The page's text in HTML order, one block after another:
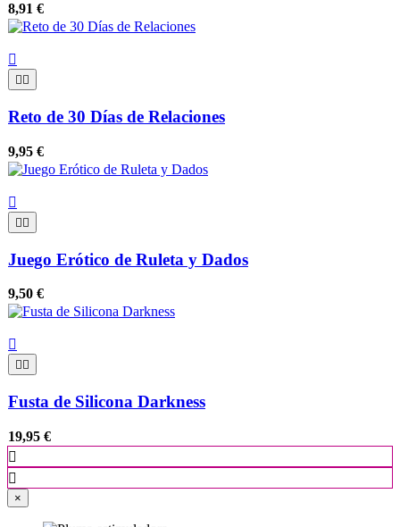
8,91 €

 
Reto de 30 Días de Relaciones
9,95 €

 
Juego Erótico de Ruleta y Dados
9,50 €

 
Fusta de Silicona Darkness
19,95 €


×